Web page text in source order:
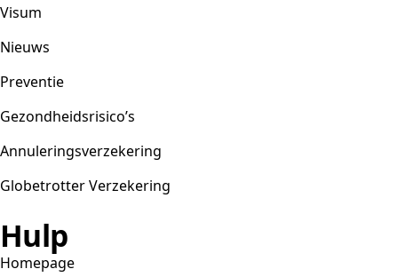
Visum
Nieuws
Preventie
Gezondheidsrisico’s
Annuleringsverzekering
Globetrotter Verzekering
Hulp
Homepage